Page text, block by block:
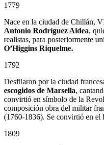
1779
Nace en la ciudad de Chillán,
Antonio Rodríguez Aldea,
realistas, para posteriormente
O’Higgins Riquelme.
1792
Desfilaron por la ciudad
escogidos de Marsella,
convirtió en símbolo de la
composición obra del militar
(1760-1836). Se convirtió en el
1809